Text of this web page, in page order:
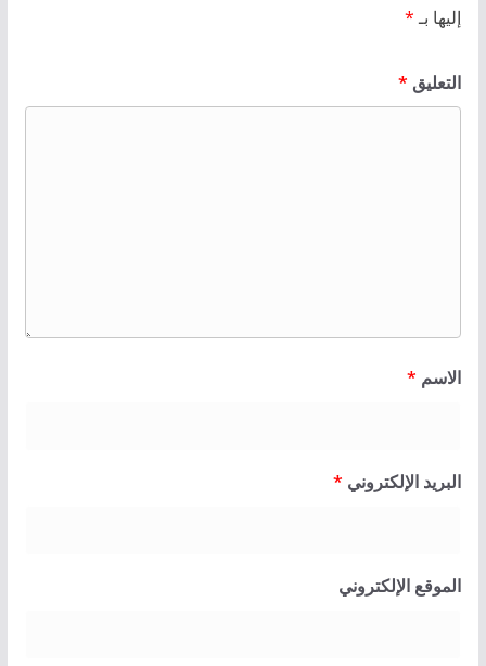
إليها بـ*
التعليق *
الاسم *
البريد الإلكتروني *
الموقع الإلكتروني